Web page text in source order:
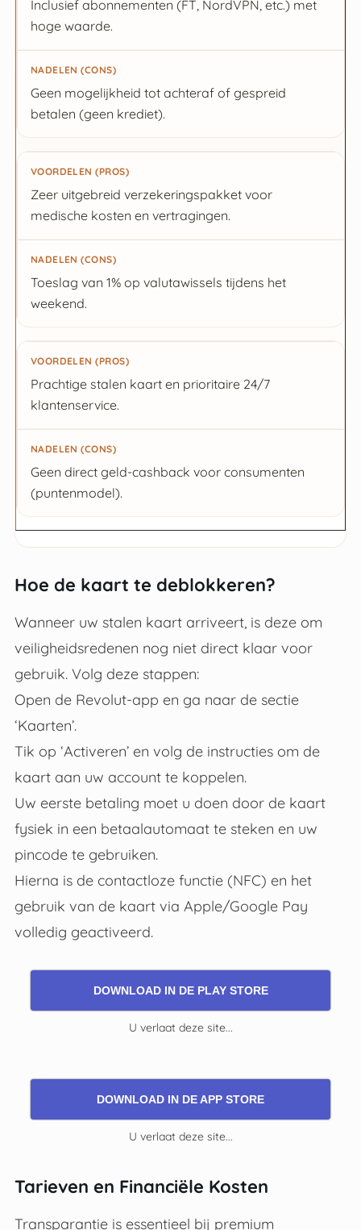
Inclusief abonnementen (FT, NordVPN, etc.) met
hoge waarde.
Geen mogelijkheid tot achteraf of gespreid
betalen (geen krediet).
Zeer uitgebreid verzekeringspakket voor
medische kosten en vertragingen.
Toeslag van 1% op valutawissels tijdens het
weekend.
Prachtige stalen kaart en prioritaire 24/7
klantenservice.
Geen direct geld-cashback voor consumenten
(puntenmodel).
Hoe de kaart te deblokkeren?
Wanneer uw stalen kaart arriveert, is deze om
veiligheidsredenen nog niet direct klaar voor
gebruik. Volg deze stappen:
Open de Revolut-app en ga naar de sectie
‘Kaarten’.
Tik op ‘Activeren’ en volg de instructies om de
kaart aan uw account te koppelen.
Uw eerste betaling moet u doen door de kaart
fysiek in een betaalautomaat te steken en uw
pincode te gebruiken.
Hierna is de contactloze functie (NFC) en het
gebruik van de kaart via Apple/Google Pay
volledig geactiveerd.
DOWNLOAD IN DE PLAY STORE
U verlaat deze site...
DOWNLOAD IN DE APP STORE
U verlaat deze site...
Tarieven en Financiële Kosten
Transparantie is essentieel bij premium